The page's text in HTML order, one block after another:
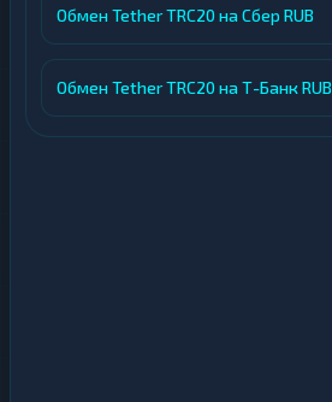
Обмен Tether TRC20 на Сбер RUB
Обмен Tether TRC20 на Т-Банк RUB